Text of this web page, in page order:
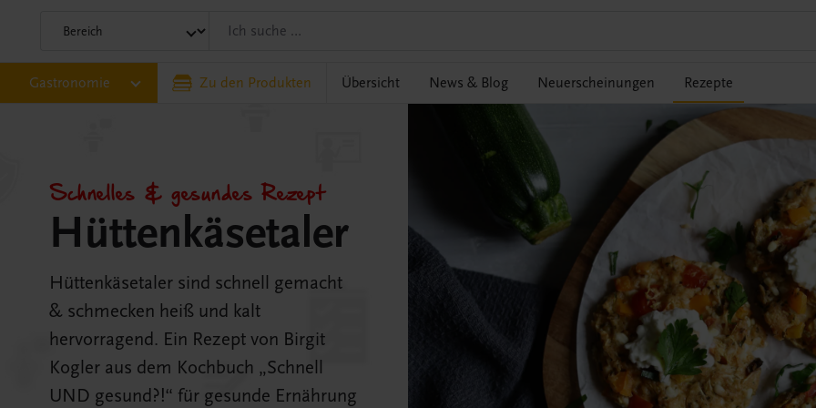
Gastronomie Zu den Produkten Übersicht News & Blog Neuerscheinungen Rezepte
Schnelles & gesundes Rezept
Hüttenkäsetaler
Hüttenkäsetaler sind schnell gemacht
& schmecken heiß und kalt
hervorragend. Ein Rezept von Birgit
Kogler aus dem Kochbuch „Schnell
UND gesund?!“ für gesunde Ernährung